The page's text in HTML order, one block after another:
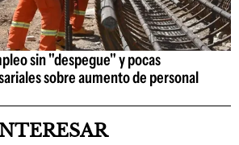
sin "despegue" y pocas
sobre aumento de personal